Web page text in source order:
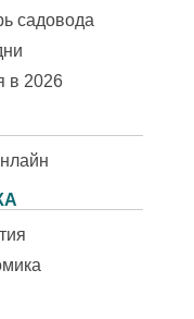
садовода
в 2026